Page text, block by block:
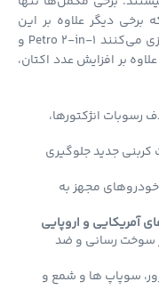
دیگر علاوه بر این
ویژگی، سیستم سوخت‌رسانی را نیز پاک‌سازی می‌کنند Petro 2-in-1 و
افزایش عدد اکتان،
انژکتورها،
جدید جلوگیری
مجهز به
و اروپایی
رسانی و ضد
ها و شمع و